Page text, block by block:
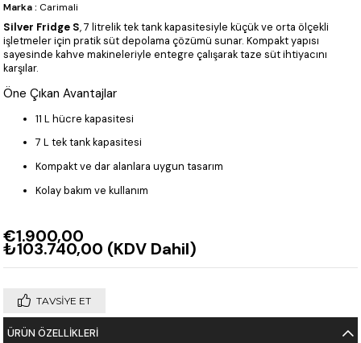
Marka : Carimali
Silver Fridge S, 7 litrelik tek tank kapasitesiyle küçük ve orta ölçekli
işletmeler için pratik süt depolama çözümü sunar. Kompakt yapısı
sayesinde kahve makineleriyle entegre çalışarak taze süt ihtiyacını
karşılar.
Öne Çıkan Avantajlar
11 L hücre kapasitesi
7 L tek tank kapasitesi
Kompakt ve dar alanlara uygun tasarım
Kolay bakım ve kullanım
€1.900,00
₺103.740,00 (KDV Dahil)
TAVSIYE ET
ÜRÜN ÖZELLIKLERI